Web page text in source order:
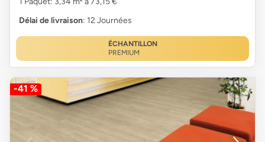
Délai de livraison: 12 Journées
ÉCHANTILLON
PREMIUM
-41 %